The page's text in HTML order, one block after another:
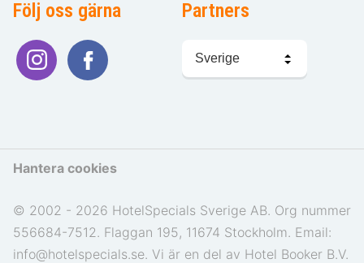
Följ oss gärna Partners
språk
Hantera cookies
© 2002 - 2026 HotelSpecials Sverige AB. Org nummer
556684-7512. Flaggan 195, 11674 Stockholm. Email:
info@hotelspecials.se. Vi är en del av Hotel Booker B.V.